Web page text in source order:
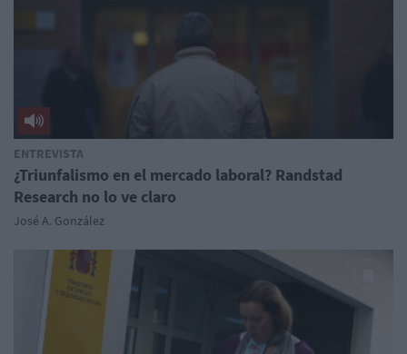
ENTREVISTA
¿Triunfalismo en el mercado laboral? Randstad
Research no lo ve claro
José A. González